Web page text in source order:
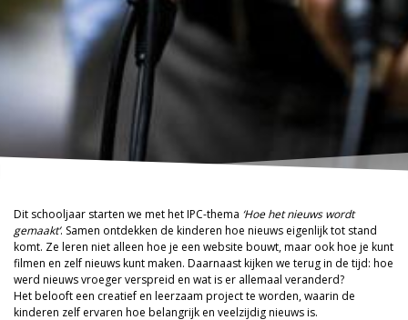
Dit schooljaar starten we met het IPC-thema ‘Hoe het nieuws wordt
gemaakt’. Samen ontdekken de kinderen hoe nieuws eigenlijk tot stand
komt. Ze leren niet alleen hoe je een website bouwt, maar ook hoe je kunt
filmen en zelf nieuws kunt maken. Daarnaast kijken we terug in de tijd: hoe
werd nieuws vroeger verspreid en wat is er allemaal veranderd?
Het belooft een creatief en leerzaam project te worden, waarin de
kinderen zelf ervaren hoe belangrijk en veelzijdig nieuws is.